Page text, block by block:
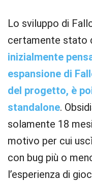
Lo sviluppo di
certamente stato
inizialmente
espansione di
del progetto, è
standalone.
solamente 18
motivo per cui
con bug più o
l’esperienza di